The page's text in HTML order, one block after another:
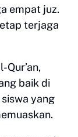
empat juz.
terjaga
baik di
yang